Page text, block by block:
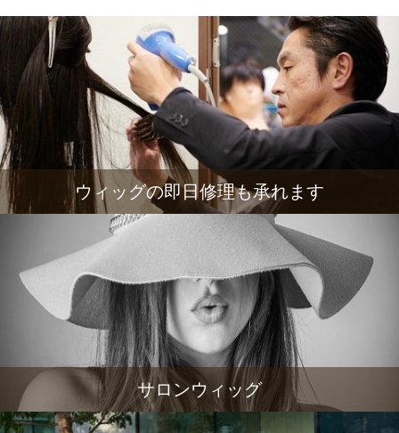
ウィッグの即日修理も承れます
サロンウィッグ